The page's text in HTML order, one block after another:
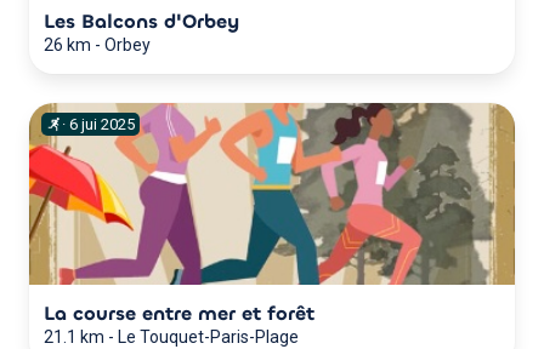
Les Balcons d'Orbey
26 km - Orbey
· 6 jui 2025
La course entre mer et forêt
21.1 km - Le Touquet-Paris-Plage